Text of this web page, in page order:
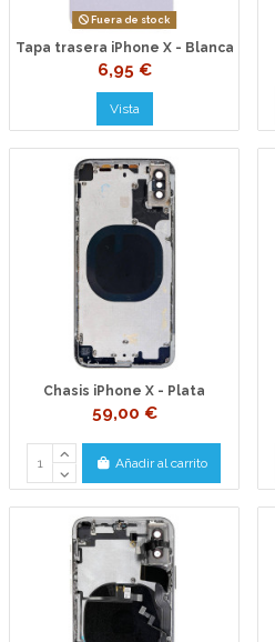
Fuera de stock
Tapa trasera iPhone X - Blanca
6,95 €
Vista
Chasis iPhone X - Plata
59,00 €
Añadir al carrito